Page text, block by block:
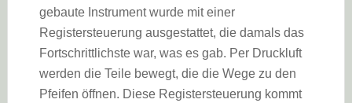
gebaute Instrument wurde mit einer
Registersteuerung ausgestattet, die damals das
Fortschrittlichste war, was es gab. Per Druckluft
werden die Teile bewegt, die die Wege zu den
Pfeifen öffnen. Diese Registersteuerung kommt